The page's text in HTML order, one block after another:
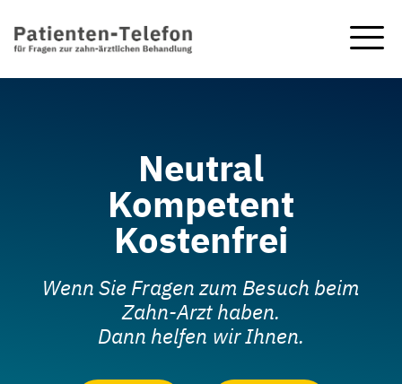
Neutral
Kompetent
Kostenfrei
Wenn Sie Fragen zum Besuch beim
Zahn-Arzthaben.
Dann helfen wir Ihnen.